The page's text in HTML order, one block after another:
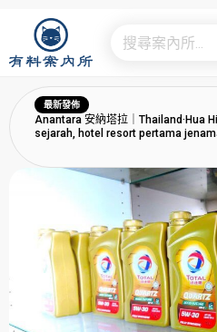
最新發佈
Anantara 安納塔拉｜Thailand·Hua
sejarah, hotel resort pertama